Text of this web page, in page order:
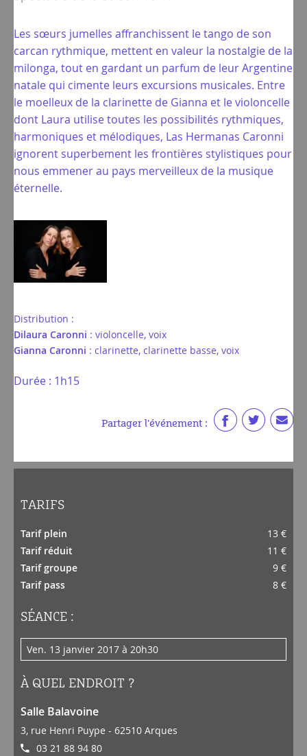
Les sœurs jumelles affranchissent le tango de son
carcan rythmique, mettent en valeur la nostalgie de la
milonga, tout en gardant un parfum de leur Argentine
natale qui cimente leurs excursions musicales. Entre
le moelleux de la clarinette de Gianna et le violoncelle
dont Laura utilise toutes les possibilités rythmiques,
harmoniques et mélodiques, Las Hermanas Caronni
ignorent superbement les frontières stylistiques pour
nous emmener au pays merveilleux de la musique
éternelle.
Distribution :
Dilaura Caronni : violoncelle, voix
Gianna Caronni : clarinette, clarinette basse, voix
Durée : 1h15
Partager l'événement :
TARIFS
Tarif plein
13 €
Tarif réduit
11 €
Tarif groupe
9 €
Tarif pass
8 €
SÉANCE :
ven. 13 janvier 2017 à 20h30
À QUEL ENDROIT ?
Salle Balavoine
3, rue Henri Puype - 62510 Arques
03 21 88 94 80